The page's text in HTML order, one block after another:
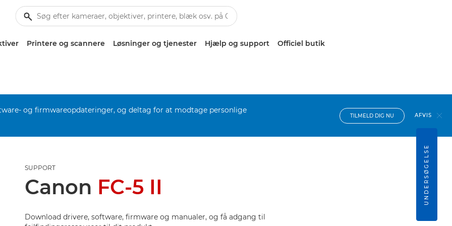
Printere og scannere Løsninger og tjenester Hjælp og support Officiel butik
og firmwareopdateringer, og deltag for at modtage personlige
TILMELD DIG NU AFVIS
SUPPORT
Canon FC-5 II
Download drivere, software, firmware og manualer, og få adgang til
UNDERSØGELSE